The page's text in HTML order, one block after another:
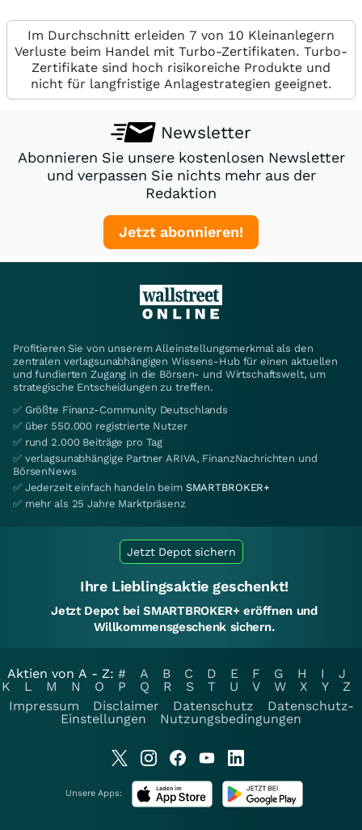
Im Durchschnitt erleiden 7 von 10 Kleinanlegern
Verluste beim Handel mit Turbo-Zertifikaten. Turbo-
Zertifikate sind hoch risikoreiche Produkte und
nicht für langfristige Anlagestrategien geeignet.
Newsletter
Abonnieren Sie unsere kostenlosen Newsletter
und verpassen Sie nichts mehr aus der
Redaktion
Jetzt abonnieren!
Profitieren Sie von unserem Alleinstellungsmerkmal als den
zentralen verlagsunabhängigen Wissens-Hub für einen aktuellen
und fundierten Zugang in die Börsen- und Wirtschaftswelt, um
strategische Entscheidungen zu treffen.
✅ Größte Finanz-Community Deutschlands
✅ über 550.000 registrierte Nutzer
✅ rund 2.000 Beiträge pro Tag
✅ verlagsunabhängige Partner ARIVA, FinanzNachrichten und
BörsenNews
✅ Jederzeit einfach handeln beim SMARTBROKER+
✅ mehr als 25 Jahre Marktpräsenz
Jetzt Depot sichern
Ihre Lieblingsaktie geschenkt!
Jetzt Depot bei SMARTBROKER+ eröffnen und
Willkommensgeschenk sichern.
Aktien von A - Z: # A B C D E F G H I
J
K
L M N O P Q R S T U V W X Y
Z
Impressum
Disclaimer Datenschutz
Datenschutz-
Einstellungen
Nutzungsbedingungen
Unsere Apps: